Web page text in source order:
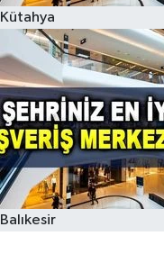
Kütahya
Balıkesir